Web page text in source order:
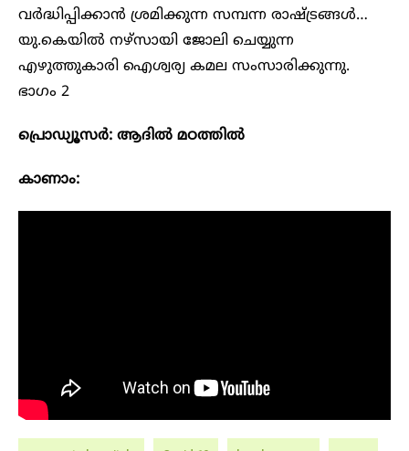
വർദ്ധിപ്പിക്കാൻ ശ്രമിക്കുന്ന സമ്പന്ന രാഷ്ട്രങ്ങൾ…
യു.കെയിൽ നഴ്സായി ജോലി ചെയ്യുന്ന
എഴുത്തുകാരി ഐശ്വര്യ കമല സംസാരിക്കുന്നു.
ഭാഗം 2
പ്രൊഡ്യൂസർ: ആദിൽ മഠത്തിൽ
കാണാം: